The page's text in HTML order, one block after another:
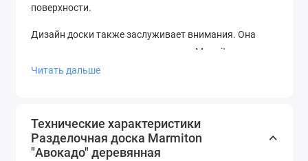
поверхности.
Дизайн доски также заслуживает внимания. Она
украшена прекрасным рисунком от Marmiton -
популярного бренда кухонной утвари. Этот рисунок
Читать дальше
Технические характеристики
Разделочная доска Marmiton
"Авокадо" деревянная